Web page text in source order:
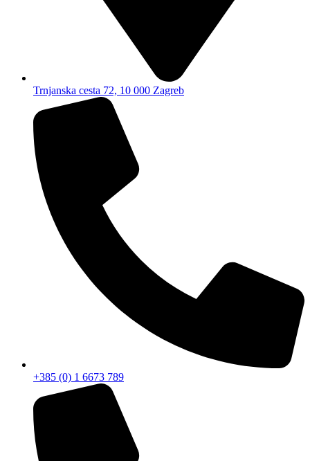
Trnjanska cesta 72, 10 000 Zagreb
+385 (0) 1 6673 789